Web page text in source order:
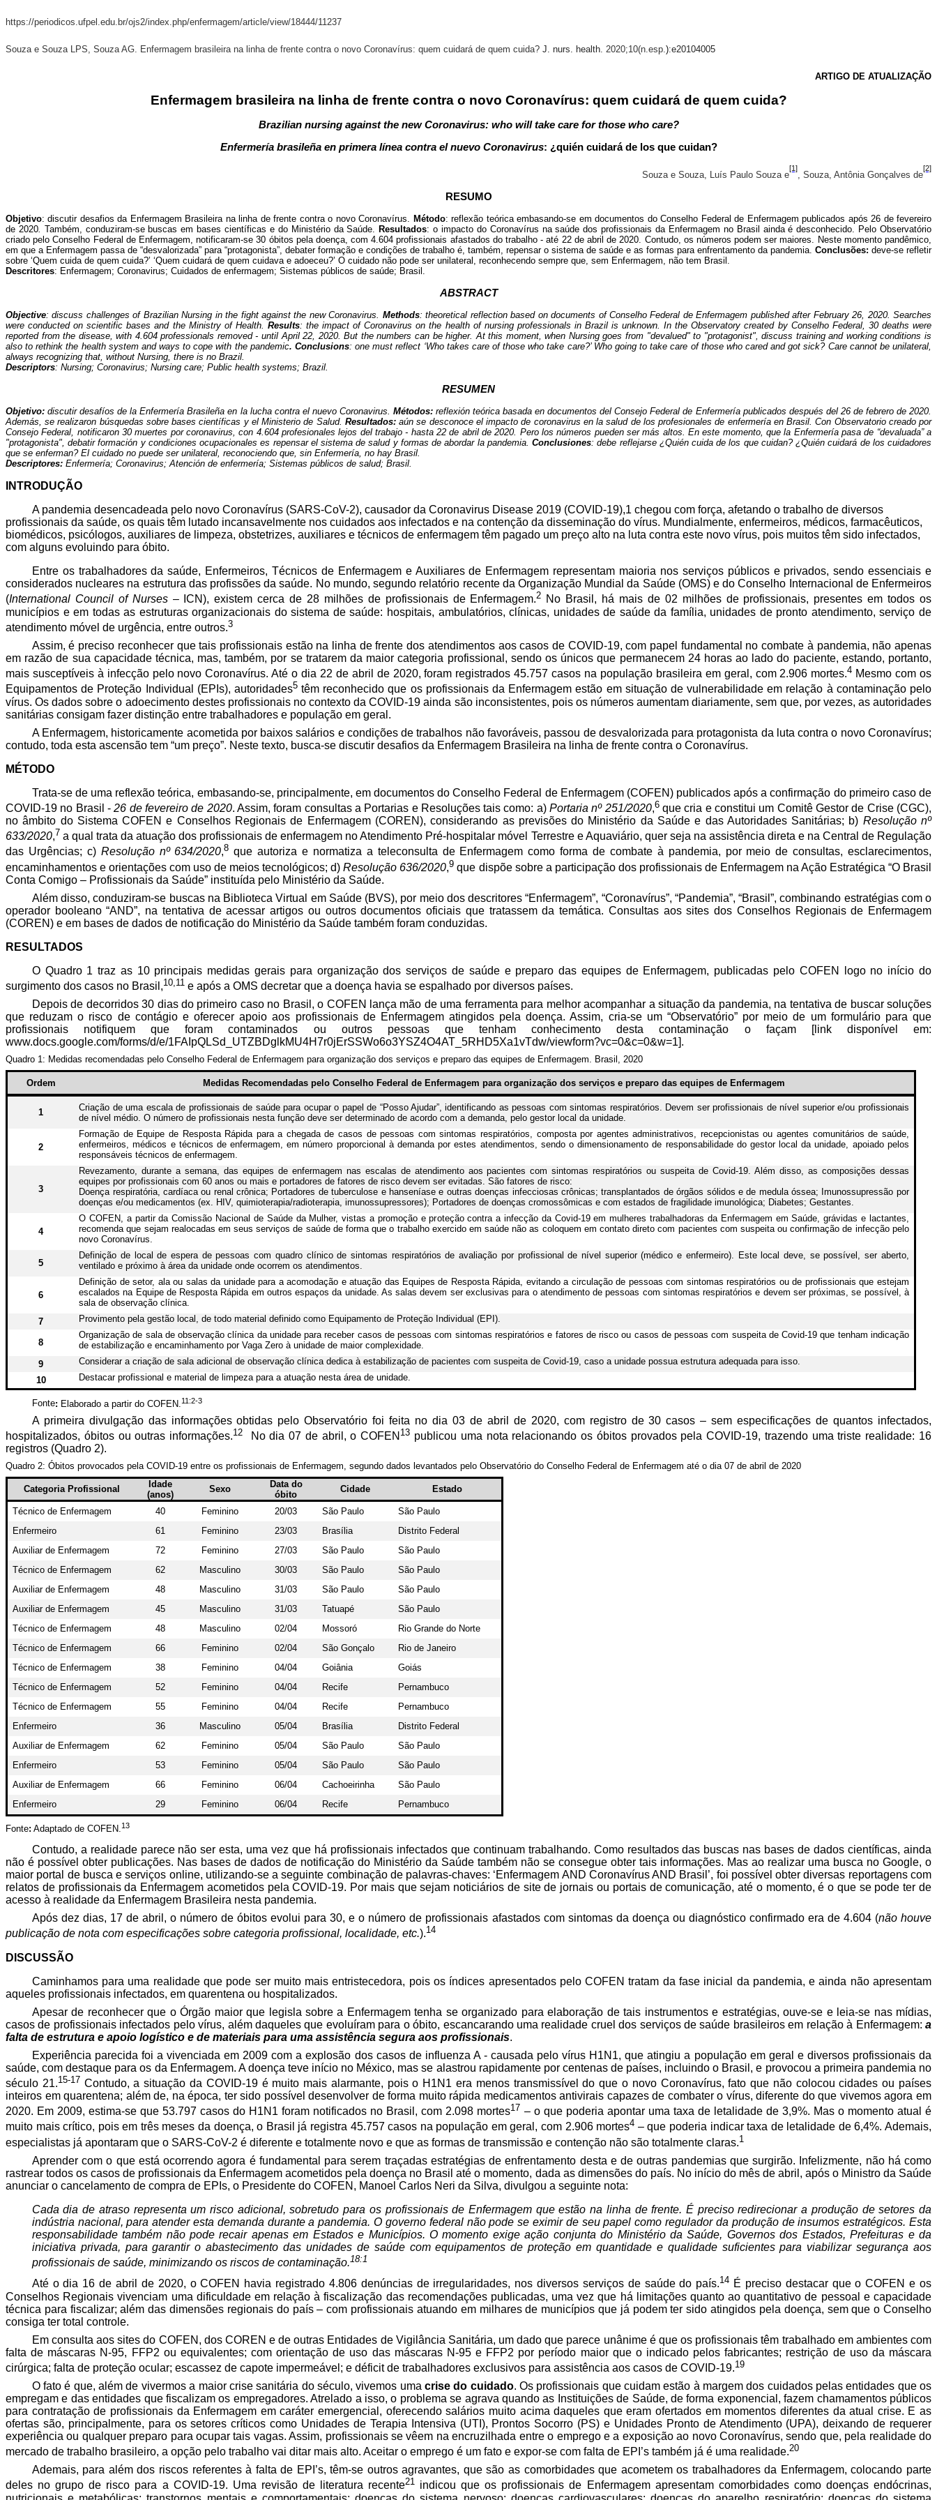
https://periodicos.ufpel.edu.br/ojs2/index.php/enfermagem/article/view/18444/11237
Souza e Souza LPS, Souza AG. Enfermagem brasileira na linha de frente contra o novo Coronavírus: quem cuidará de quem cuida? J. nurs. health. 2020;10(n.esp.):e20104005
ARTIGO DE ATUALIZAÇÃO
Enfermagem brasileira na linha de frente contra o novo Coronavírus: quem cuidará de quem cuida?
Brazilian nursing against the new Coronavirus: who will take care for those who care?
Enfermería brasileña en primera línea contra el nuevo Coronavirus: ¿quién cuidará de los que cuidan?
Souza e Souza, Luís Paulo Souza e
[1]
, Souza, Antônia Gonçalves de
[2]
RESUMO
Objetivo: discutir desafios da Enfermagem Brasileira na linha de frente contra o novo Coronavírus. Método: reflexão teórica embasando-se em documentos do Conselho Federal de Enfermagem publicados após 26 de fevereiro
de 2020. Também, conduziram-se buscas em bases científicas e do Ministério da Saúde. Resultados: o impacto do Coronavírus na saúde dos profissionais da Enfermagem no Brasil ainda é desconhecido. Pelo Observatório
criado pelo Conselho Federal de Enfermagem, notificaram-se 30 óbitos pela doença, com 4.604 profissionais afastados do trabalho - até 22 de abril de 2020. Contudo, os números podem ser maiores. Neste momento pandêmico,
em que a Enfermagem passa de “desvalorizada” para “protagonista”, debater formação e condições de trabalho é, também, repensar o sistema de saúde e as formas para enfrentamento da pandemia. Conclusões: deve-se refletir
sobre ‘Quem cuida de quem cuida?’ ‘Quem cuidará de quem cuidava e adoeceu?’ O cuidado não pode ser unilateral, reconhecendo sempre que, sem Enfermagem, não tem Brasil.
Descritores: Enfermagem; Coronavirus; Cuidados de enfermagem; Sistemas públicos de saúde; Brasil.
ABSTRACT
Objective: discuss challenges of Brazilian Nursing in the fight against the new Coronavirus. Methods: theoretical reflection based on documents of Conselho Federal de Enfermagem published after February 26, 2020. Searches
were conducted on scientific bases and the Ministry of Health. Results: the impact of Coronavirus on the health of nursing professionals in Brazil is unknown. In the Observatory created by Conselho Federal, 30 deaths were
reported from the disease, with 4.604 professionals removed - until April 22, 2020. But the numbers can be higher. At this moment, when Nursing goes from "devalued" to "protagonist", discuss training and working conditions is
also to rethink the health system and ways to cope with the pandemic. Conclusions: one must reflect ‘Who takes care of those who take care?’ Who going to take care of those who cared and got sick? Care cannot be unilateral,
always recognizing that, without Nursing, there is no Brazil.
Descriptors: Nursing; Coronavirus; Nursing care; Public health systems; Brazil.
RESUMEN
Objetivo: discutir desafíos de la Enfermería Brasileña en la lucha contra el nuevo Coronavirus. Métodos:reflexión teórica basada en documentos del Consejo Federal de Enfermería publicados después del 26 de febrero de 2020.
Además, se realizaron búsquedas sobre bases científicas y el Ministerio de Salud. Resultados:aún se desconoce el impacto de coronavirus en la salud de los profesionales de enfermería en Brasil. Con Observatorio creado por
Consejo Federal, notificaron 30 muertes por coronavirus, con 4.604 profesionales lejos del trabajo - hasta 22 de abril de 2020. Pero los números pueden ser más altos. En este momento, que la Enfermería pasa de “devaluada” a
"protagonista", debatir formación y condiciones ocupacionales es repensar el sistema de salud y formas de abordar la pandemia.Conclusiones: debe reflejarse ¿Quién cuida de los que cuidan? ¿Quién cuidará de los cuidadores
que se enferman? El cuidado no puede ser unilateral, reconociendo que, sin Enfermería, no hay Brasil.
Descriptores: Enfermería; Coronavirus; Atención de enfermería; Sistemas públicos de salud; Brasil.
INTRODUÇÃO
A pandemia desencadeada pelo novo Coronavírus (SARS-CoV-2), causador da Coronavirus Disease 2019 (COVID-19),1 chegou com força, afetando o trabalho de diversos
profissionais da saúde, os quais têm lutado incansavelmente nos cuidados aos infectados e na contenção da disseminação do vírus. Mundialmente, enfermeiros, médicos, farmacêuticos,
biomédicos, psicólogos, auxiliares de limpeza, obstetrizes, auxiliares e técnicos de enfermagem têm pagado um preço alto na luta contra este novo vírus, pois muitos têm sido infectados,
com alguns evoluindo para óbito.
Entre os trabalhadores da saúde, Enfermeiros, Técnicos de Enfermagem e Auxiliares de Enfermagem representam maioria nos serviços públicos e privados, sendo essenciais e
considerados nucleares na estrutura das profissões da saúde. No mundo, segundo relatório recente da Organização Mundial da Saúde (OMS) e do Conselho Internacional de Enfermeiros
(International Council of Nurses– ICN), existem cerca de 28 milhões de profissionais de Enfermagem.2 No Brasil, há mais de 02 milhões de profissionais, presentes em todos os
municípios e em todas as estruturas organizacionais do sistema de saúde: hospitais, ambulatórios, clínicas, unidades de saúde da família, unidades de pronto atendimento, serviço de
atendimento móvel de urgência, entre outros.3
Assim, é preciso reconhecer que tais profissionais estão na linha de frente dos atendimentos aos casos de COVID-19, com papel fundamental no combate à pandemia, não apenas
em razão de sua capacidade técnica, mas, também, por se tratarem da maior categoria profissional, sendo os únicos que permanecem 24 horas ao lado do paciente, estando, portanto,
mais susceptíveis à infecção pelo novo Coronavírus. Até o dia 22 de abril de 2020, foram registrados 45.757 casos na população brasileira em geral, com 2.906 mortes.4 Mesmo com os
Equipamentos de Proteção Individual (EPIs), autoridades5têm reconhecido que os profissionais da Enfermagem estão em situação de vulnerabilidade em relação à contaminação pelo
vírus. Os dados sobre o adoecimento destes profissionais no contexto da COVID-19 ainda são inconsistentes, pois os números aumentam diariamente, sem que, por vezes, as autoridades
sanitárias consigam fazer distinção entre trabalhadores e população em geral.
A Enfermagem, historicamente acometida por baixos salários e condições de trabalhos não favoráveis, passou de desvalorizada para protagonista da luta contra o novo Coronavírus;
contudo, toda esta ascensão tem “um preço”. Neste texto, busca-se discutir desafios da Enfermagem Brasileira na linha de frente contra o Coronavírus.
MÉTODO
Trata-se de uma reflexão teórica, embasando-se, principalmente, em documentos do Conselho Federal de Enfermagem (COFEN) publicados após a confirmação do primeiro caso de
COVID-19 no Brasil -26 de fevereiro de 2020. Assim, foram consultas a Portarias e Resoluções tais como: a)Portaria nº 251/2020,6que cria e constitui um Comitê Gestor de Crise (CGC),
no âmbito do Sistema COFEN e Conselhos Regionais de Enfermagem (COREN), considerando as previsões do Ministério da Saúde e das Autoridades Sanitárias; b) Resolução nº
633/2020,7 a qual trata da atuação dos profissionais de enfermagem no Atendimento Pré-hospitalar móvel Terrestre e Aquaviário, quer seja na assistência direta e na Central de Regulação
das Urgências; c) Resolução nº 634/2020,8 que autoriza e normatiza a teleconsulta de Enfermagem como forma de combate à pandemia, por meio de consultas, esclarecimentos,
encaminhamentos e orientações com uso de meios tecnológicos; d)Resolução 636/2020,9 que dispõe sobre a participação dos profissionais de Enfermagem na Ação Estratégica “O Brasil
Conta Comigo – Profissionais da Saúde” instituída pelo Ministério da Saúde.
Além disso, conduziram-se buscas na Biblioteca Virtual em Saúde (BVS), por meio dos descritores “Enfermagem”, “Coronavírus”, “Pandemia”, “Brasil”, combinando estratégias com o
operador booleano “AND”, na tentativa de acessar artigos ou outros documentos oficiais que tratassem da temática. Consultas aos sites dos Conselhos Regionais de Enfermagem
(COREN) e em bases de dados de notificação do Ministério da Saúde também foram conduzidas.
RESULTADOS
O Quadro 1 traz as 10 principais medidas gerais para organização dos serviços de saúde e preparo das equipes de Enfermagem, publicadas pelo COFEN logo no início do
surgimento dos casos no Brasil,10,11 e após a OMS decretar que a doença havia se espalhado por diversos países.
Depois de decorridos 30 dias do primeiro caso no Brasil, o COFEN lança mão de uma ferramenta para melhor acompanhar a situação da pandemia, na tentativa de buscar soluções
que reduzam o risco de contágio e oferecer apoio aos profissionais de Enfermagem atingidos pela doença. Assim, cria-se um “Observatório” por meio de um formulário para que
profissionais notifiquem que foram contaminados ou outros pessoas que tenham conhecimento desta contaminação o façam [link disponível em:
www.docs.google.com/forms/d/e/1FAIpQLSd_UTZBDglkMU4H7r0jErSSWo6o3YSZ4O4AT_5RHD5Xa1vTdw/viewform?vc=0&c=0&w=1].
Quadro 1: Medidas recomendadas pelo Conselho Federal de Enfermagem para organização dos serviços e preparo das equipes de Enfermagem. Brasil, 2020
Ordem Medidas Recomendadas pelo Conselho Federal de Enfermagem para organização dos serviços e preparo das equipes de Enfermagem
1
Criação de uma escala de profissionais de saúde para ocupar o papel de “Posso Ajudar”, identificando as pessoas com sintomas respiratórios. Devem ser profissionais de nível superior e/ou profissionais
de nível médio. O número de profissionais nesta função deve ser determinado de acordo com a demanda, pelo gestor local da unidade.
2
Formação de Equipe de Resposta Rápida para a chegada de casos de pessoas com sintomas respiratórios, composta por agentes administrativos, recepcionistas ou agentes comunitários de saúde,
enfermeiros, médicos e técnicos de enfermagem, em número proporcional à demanda por estes atendimentos, sendo o dimensionamento de responsabilidade do gestor local da unidade, apoiado pelos
responsáveis técnicos de enfermagem.
3
Revezamento, durante a semana, das equipes de enfermagem nas escalas de atendimento aos pacientes com sintomas respiratórios ou suspeita de Covid-19. Além disso, as composições dessas
equipes por profissionais com 60 anos ou mais e portadores de fatores de risco devem ser evitadas. São fatores de risco:
Doença respiratória, cardíaca ou renal crônica; Portadores de tuberculose e hanseníase e outras doenças infecciosas crônicas; transplantados de órgãos sólidos e de medula óssea; Imunossupressão por
doenças e/ou medicamentos (ex. HIV, quimioterapia/radioterapia, imunossupressores); Portadores de doenças cromossômicas e com estados de fragilidade imunológica; Diabetes; Gestantes.
4
O COFEN, a partir da Comissão Nacional de Saúde da Mulher, vistas a promoção e proteção contra a infecção da Covid-19 em mulheres trabalhadoras da Enfermagem em Saúde, grávidas e lactantes,
recomenda que sejam realocadas em seus serviços de saúde de forma que o trabalho exercido em saúde não as coloquem em contato direto com pacientes com suspeita ou confirmação de infecção pelo
novo Coronavírus.
5
Definição de local de espera de pessoas com quadro clínico de sintomas respiratórios de avaliação por profissional de nível superior (médico e enfermeiro). Este local deve, se possível, ser aberto,
ventilado e próximo à área da unidade onde ocorrem os atendimentos.
6
Definição de setor, ala ou salas da unidade para a acomodação e atuação das Equipes de Resposta Rápida, evitando a circulação de pessoas com sintomas respiratórios ou de profissionais que estejam
escalados na Equipe de Resposta Rápida em outros espaços da unidade. As salas devem ser exclusivas para o atendimento de pessoas com sintomas respiratórios e devem ser próximas, se possível, à
sala de observação clínica.
7
Provimento pela gestão local, de todo material definido como Equipamento de Proteção Individual (EPI).
8
Organização de sala de observação clínica da unidade para receber casos de pessoas com sintomas respiratórios e fatores de risco ou casos de pessoas com suspeita de Covid-19 que tenham indicação
de estabilização e encaminhamento por Vaga Zero à unidade de maior complexidade.
9
Considerar a criação de sala adicional de observação clínica dedica à estabilização de pacientes com suspeita de Covid-19, caso a unidade possua estrutura adequada para isso.
10
Destacar profissional e material de limpeza para a atuação nesta área de unidade.
Fonte: Elaborado a partir do COFEN. 11:2-3
A primeira divulgação das informações obtidas pelo Observatório foi feita no dia 03 de abril de 2020, com registro de 30 casos – sem especificações de quantos infectados,
hospitalizados, óbitos ou outras informações.12 No dia 07 de abril, o COFEN 13 publicou uma nota relacionando os óbitos provados pela COVID-19, trazendo uma triste realidade: 16
registros (Quadro 2).
Quadro 2: Óbitos provocados pela COVID-19 entre os profissionais de Enfermagem, segundo dados levantados pelo Observatório do Conselho Federal de Enfermagem até o dia 07 de abril de 2020
Categoria Profissional
Idade
(anos)
Sexo
Data do
óbito
Cidade Estado
Técnico de Enfermagem 40 Feminino 20/03 São Paulo
São Paulo
Enfermeiro
61 Feminino 23/03 Brasília
Distrito Federal
Auxiliar de Enfermagem
72 Feminino 27/03 São Paulo
São Paulo
Técnico de Enfermagem
62 Masculino 30/03 São Paulo
São Paulo
Auxiliar de Enfermagem
48 Masculino 31/03 São Paulo
São Paulo
Auxiliar de Enfermagem
45 Masculino 31/03 Tatuapé
São Paulo
Técnico de Enfermagem
48 Masculino 02/04 Mossoró
Rio Grande do Norte
Técnico de Enfermagem
66 Feminino 02/04 São Gonçalo
Rio de Janeiro
Técnico de Enfermagem
38 Feminino 04/04 Goiânia
Goiás
Técnico de Enfermagem
52 Feminino 04/04 Recife
Pernambuco
Técnico de Enfermagem
55 Feminino 04/04 Recife
Pernambuco
Enfermeiro
36 Masculino 05/04 Brasília
Distrito Federal
Auxiliar de Enfermagem
62 Feminino 05/04 São Paulo
São Paulo
Enfermeiro
53 Feminino 05/04 São Paulo
São Paulo
Auxiliar de Enfermagem
66 Feminino 06/04 Cachoeirinha
São Paulo
Enfermeiro
29 Feminino 06/04 Recife Pernambuco
Fonte: Adaptado de COFEN.13
Contudo, a realidade parece não ser esta, uma vez que há profissionais infectados que continuam trabalhando. Como resultados das buscas nas bases de dados científicas, ainda
não é possível obter publicações. Nas bases de dados de notificação do Ministério da Saúde também não se consegue obter tais informações. Mas ao realizar uma busca no Google, o
maior portal de busca e serviços online, utilizando-se a seguinte combinação de palavras-chaves: ‘Enfermagem AND Coronavírus AND Brasil’, foi possível obter diversas reportagens com
relatos de profissionais da Enfermagem acometidos pela COVID-19. Por mais que sejam noticiários de site de jornais ou portais de comunicação, até o momento, é o que se pode ter de
acesso à realidade da Enfermagem Brasileira nesta pandemia.
Após dez dias, 17 de abril, o número de óbitos evolui para 30, e o número de profissionais afastados com sintomas da doença ou diagnóstico confirmado era de 4.604 (não houve
publicação de nota com especificações sobre categoria profissional, localidade, etc.).14
DISCUSSÃO
Caminhamos para uma realidade que pode ser muito mais entristecedora, pois os índices apresentados pelo COFEN tratam da fase inicial da pandemia, e ainda não apresentam
aqueles profissionais infectados, em quarentena ou hospitalizados.
Apesar de reconhecer que o Órgão maior que legisla sobre a Enfermagem tenha se organizado para elaboração de tais instrumentos e estratégias, ouve-se e leia-se nas mídias,
casos de profissionais infectados pelo vírus, além daqueles que evoluíram para o óbito, escancarando uma realidade cruel dos serviços de saúde brasileiros em relação à Enfermagem: a
falta de estrutura e apoio logístico e de materiais para uma assistência segura aos profissionais.
Experiência parecida foi a vivenciada em 2009 com a explosão dos casos de influenza A - causada pelo vírus H1N1, que atingiu a população em geral e diversos profissionais da
saúde, com destaque para os da Enfermagem. A doença teve início no México, mas se alastrou rapidamente por centenas de países, incluindo o Brasil, e provocou a primeira pandemia no
século 21.15-17 Contudo, a situação da COVID-19 é muito mais alarmante, pois o H1N1 era menos transmissível do que o novo Coronavírus, fato que não colocou cidades ou países
inteiros em quarentena; além de, na época, ter sido possível desenvolver de forma muito rápida medicamentos antivirais capazes de combater o vírus, diferente do que vivemos agora em
2020. Em 2009, estima-se que 53.797 casos do H1N1 foram notificados no Brasil, com 2.098 mortes17 – o que poderia apontar uma taxa de letalidade de 3,9%. Mas o momento atual é
muito mais crítico, pois em três meses da doença, o Brasil já registra 45.757 casos na população em geral, com 2.906 mortes4 – que poderia indicar taxa de letalidade de 6,4%. Ademais,
especialistas já apontaram que o SARS-CoV-2 é diferente e totalmente novo e que as formas de transmissão e contenção não são totalmente claras.1
Aprender com o que está ocorrendo agora é fundamental para serem traçadas estratégias de enfrentamento desta e de outras pandemias que surgirão. Infelizmente, não há como
rastrear todos os casos de profissionais da Enfermagem acometidos pela doença no Brasil até o momento, dada as dimensões do país. No início do mês de abril, após o Ministro da Saúde
anunciar o cancelamento de compra de EPIs, o Presidente do COFEN, Manoel Carlos Neri da Silva, divulgou a seguinte nota:
Cada dia de atraso representa um risco adicional, sobretudo para os profissionais de Enfermagem que estão na linha de frente. É preciso redirecionar a produção de setores da
indústria nacional, para atender esta demanda durante a pandemia. O governo federal não pode se eximir de seu papel como regulador da produção de insumos estratégicos. Esta
responsabilidade também não pode recair apenas em Estados e Municípios. O momento exige ação conjunta do Ministério da Saúde, Governos dos Estados, Prefeituras e da
iniciativa privada, para garantir o abastecimento das unidades de saúde com equipamentos de proteção em quantidade e qualidade suficientes para viabilizar segurança aos
profissionais de saúde, minimizando os riscos de contaminação.18:1
Até o dia 16 de abril de 2020, o COFEN havia registrado 4.806 denúncias de irregularidades, nos diversos serviços de saúde do país.14 É preciso destacar que o COFEN e os
Conselhos Regionais vivenciam uma dificuldade em relação à fiscalização das recomendações publicadas, uma vez que há limitações quanto ao quantitativo de pessoal e capacidade
técnica para fiscalizar; além das dimensões regionais do país – com profissionais atuando em milhares de municípios que já podem ter sido atingidos pela doença, sem que o Conselho
consiga ter total controle.
Em consulta aos sites do COFEN, dos COREN e de outras Entidades de Vigilância Sanitária, um dado que parece unânime é que os profissionais têm trabalhado em ambientes com
falta de máscaras N-95, FFP2 ou equivalentes; com orientação de uso das máscaras N-95 e FFP2 por período maior que o indicado pelos fabricantes; restrição de uso da máscara
cirúrgica; falta de proteção ocular; escassez de capote impermeável; e déficit de trabalhadores exclusivos para assistência aos casos de COVID-19.19
O fato é que, além de vivermos a maior crise sanitária do século, vivemos uma crise do cuidado. Os profissionais que cuidam estão à margem dos cuidados pelas entidades que os
empregam e das entidades que fiscalizam os empregadores. Atrelado a isso, o problema se agrava quando as Instituições de Saúde, de forma exponencial, fazem chamamentos públicos
para contratação de profissionais da Enfermagem em caráter emergencial, oferecendo salários muito acima daqueles que eram ofertados em momentos diferentes da atual crise. E as
ofertas são, principalmente, para os setores críticos como Unidades de Terapia Intensiva (UTI), Prontos Socorro (PS) e Unidades Pronto de Atendimento (UPA), deixando de requerer
experiência ou qualquer preparo para ocupar tais vagas. Assim, profissionais se vêem na encruzilhada entre o emprego e a exposição ao novo Coronavírus, sendo que, pela realidade do
mercado de trabalho brasileiro, a opção pelo trabalho vai ditar mais alto. Aceitar o emprego é um fato e expor-se com falta de EPI’s também já é uma realidade.20
Ademais, para além dos riscos referentes à falta de EPI’s, têm-se outros agravantes, que são as comorbidades que acometem os trabalhadores da Enfermagem, colocando parte
deles no grupo de risco para a COVID-19. Uma revisão de literatura recente21 indicou que os profissionais de Enfermagem apresentam comorbidades como doenças endócrinas,